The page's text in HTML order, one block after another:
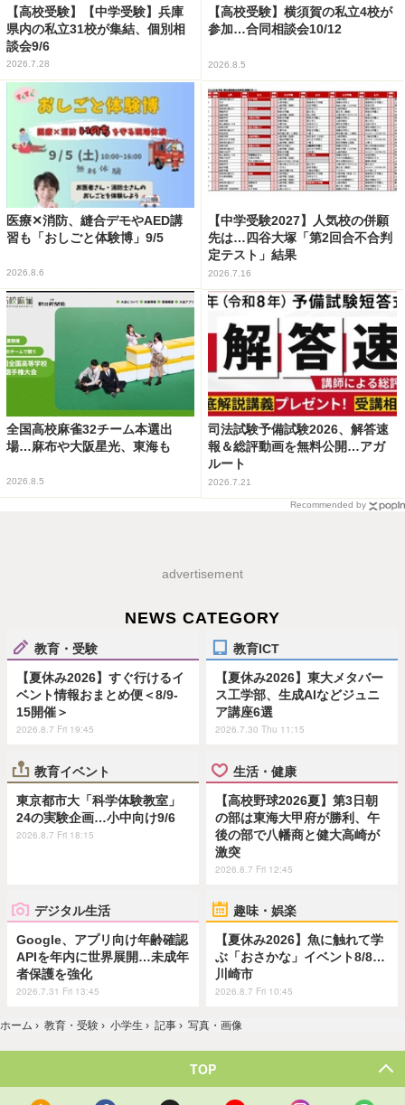
【高校受験】【中学受験】兵庫
県内の私立31校が集結、個別相
談会9/6
2026.7.28
【高校受験】横須賀の私立4校が
参加…合同相談会10/12
2026.8.5
医療✕消防、縫合デモやAED講
習も「おしごと体験博」9/5
2026.8.6
【中学受験2027】人気校の併願
先は…四谷大塚「第2回合不合判
定テスト」結果
2026.7.16
全国高校麻雀32チーム本選出
場…麻布や大阪星光、東海も
2026.8.5
司法試験予備試験2026、解答速
報＆総評動画を無料公開…アガ
ルート
2026.7.21
Recommended by
advertisement
NEWS CATEGORY
教育・受験
【夏休み2026】すぐ行けるイ
ベント情報おまとめ便＜8/9-
15開催＞
2026.8.7 Fri 19:45
教育ICT
【夏休み2026】東大メタバー
ス工学部、生成AIなどジュニ
ア講座6選
2026.7.30 Thu 11:15
教育イベント
東京都市大「科学体験教室」
24の実験企画…小中向け9/6
2026.8.7 Fri 18:15
生活・健康
【高校野球2026夏】第3日朝
の部は東海大甲府が勝利、午
後の部で八幡商と健大高崎が
激突
2026.8.7 Fri 12:45
デジタル生活
Google、アプリ向け年齢確認
APIを年内に世界展開…未成年
者保護を強化
2026.7.31 Fri 13:45
趣味・娯楽
【夏休み2026】魚に触れて学
ぶ「おさかな」イベント8/8…
川崎市
2026.8.7 Fri 10:45
ホーム › 教育・受験 › 小学生 › 記事 › 写真・画像
TOP